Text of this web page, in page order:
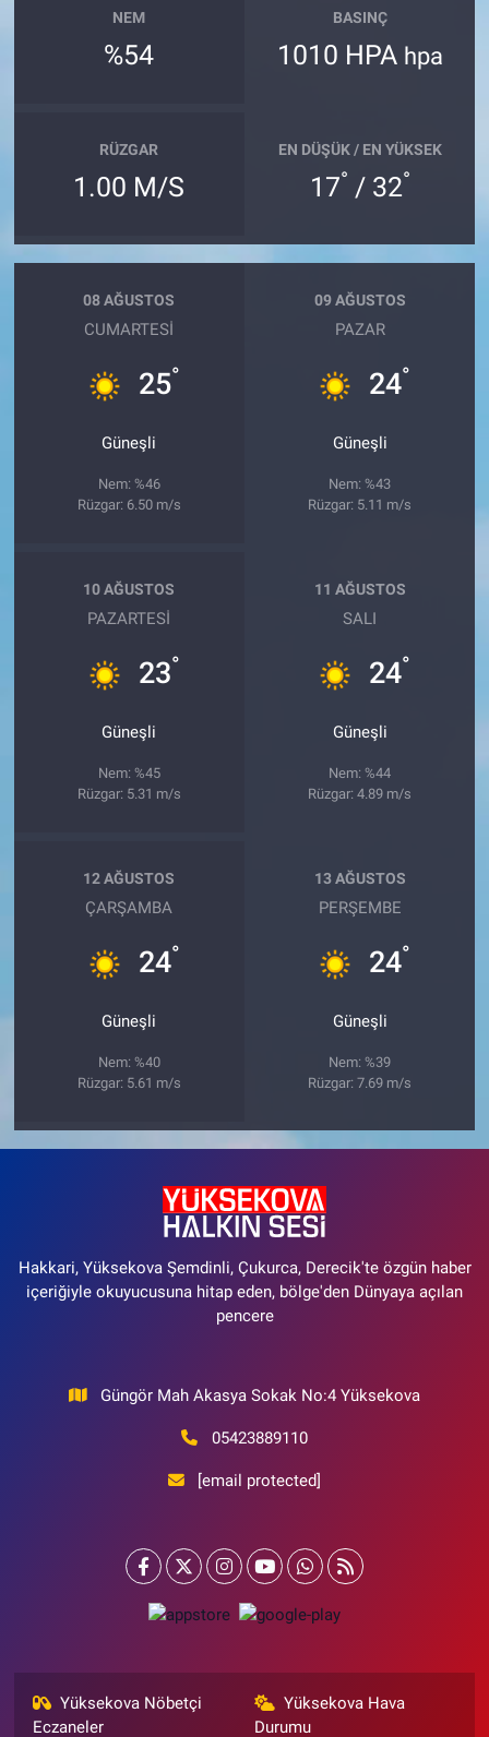
NEM
%54
BASINÇ
1010 HPA hpa
RÜZGAR
1.00 M/S
EN DÜŞÜK / EN YÜKSEK
17° / 32°
08 AĞUSTOS
CUMARTESI
25°
Güneşli
Nem: %46
Rüzgar: 6.50 m/s
09 AĞUSTOS
PAZAR
24°
Güneşli
Nem: %43
Rüzgar: 5.11 m/s
10 AĞUSTOS
PAZARTESI
23°
Güneşli
Nem: %45
Rüzgar: 5.31 m/s
11 AĞUSTOS
SALI
24°
Güneşli
Nem: %44
Rüzgar: 4.89 m/s
12 AĞUSTOS
ÇARŞAMBA
24°
Güneşli
Nem: %40
Rüzgar: 5.61 m/s
13 AĞUSTOS
PERŞEMBE
24°
Güneşli
Nem: %39
Rüzgar: 7.69 m/s
Hakkari, Yüksekova Şemdinli, Çukurca, Derecik'te özgün haber
içeriğiyle okuyucusuna hitap eden, bölge'den Dünyaya açılan
pencere
Güngör Mah Akasya Sokak No:4 Yüksekova
05423889110
[email protected]
Yüksekova Nöbetçi
Eczaneler
Yüksekova Hava
Durumu